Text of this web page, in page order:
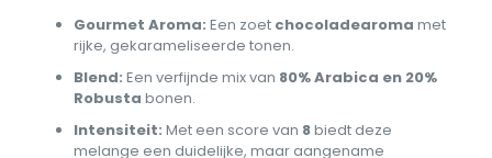
Gourmet Aroma: Een zoet chocoladearoma met
rijke, gekarameliseerde tonen.
Blend: Een verfijnde mix van 80% Arabica en 20%
Robusta bonen.
Intensiteit: Met een score van 8biedt deze
melange een duidelijke, maar aangename